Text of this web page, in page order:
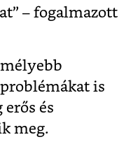
– fogalmazott
mélyebb
is
erős és
meg.